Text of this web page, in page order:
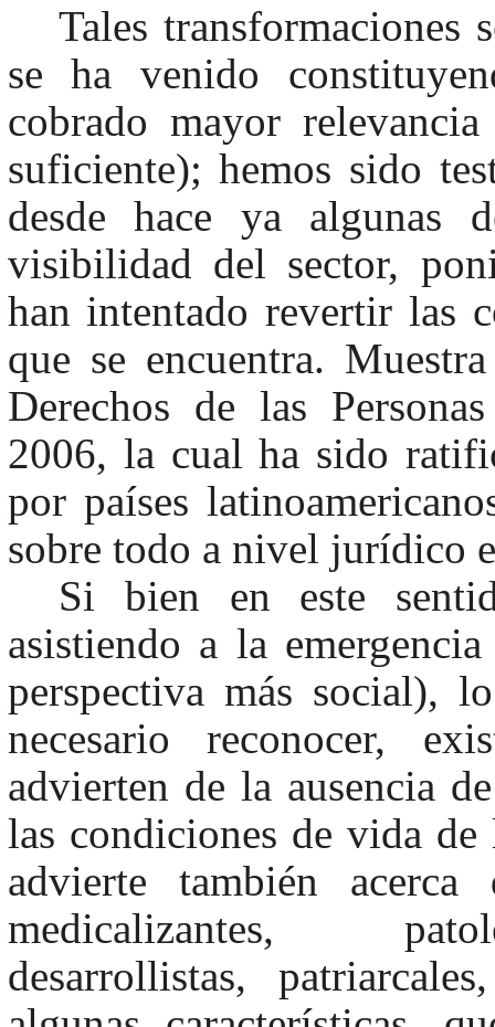
Tales transformaciones
se ha venido
cobrado mayor
suficiente); hemos sido
desde hace ya algunas
visibilidad del sector,
han intentado revertir las
que se encuentra.
Derechos de las
2006, la cual ha sido
por países
sobre todo a nivel jurídico
Si bien en este
asistiendo a la
perspectiva más social),
necesario reconocer,
advierten de la ausencia
las condiciones de vida de
advierte también
medicalizantes,
desarrollistas,